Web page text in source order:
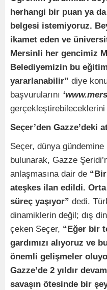
herhangi bir puan ya
belgesi istemiyoruz.
ikamet eden ve
Mersinli her gencimiz
Belediyemizin bu
yararlanabilir” diye
başvurularını
gerçekleştirebileceklerini
Seçer’den Gazze’deki
Seçer, dünya
bulunarak, Gazze
anlaşmasına dair de
ateşkes ilan edildi.
süreç yaşıyor” dedi.
dinamiklerin değil; dış
çeken Seçer, “Eğer bir
gardımızı alıyoruz ve
önemli gelişmeler
Gazze’de 2 yıldır
savaşın ötesinde bir